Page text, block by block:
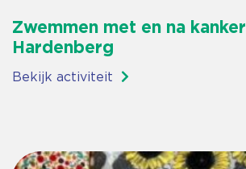
Zwemmen met en na kanker
Hardenberg
Bekijk activiteit